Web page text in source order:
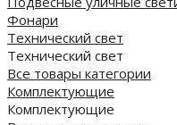
Фонари
Технический свет
Технический свет
Все товары категории
Комплектующие
Комплектующие